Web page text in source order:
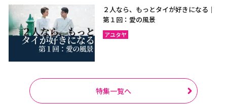
チャアム（ペッチャブリ
ー）
アーントーン
チャイナート
ロッブリー
ラーチャブリー
サムットサーコーン
２人なら、もっとタイが好きになる｜
第１回：愛の風景
アユタヤ
特集一覧へ